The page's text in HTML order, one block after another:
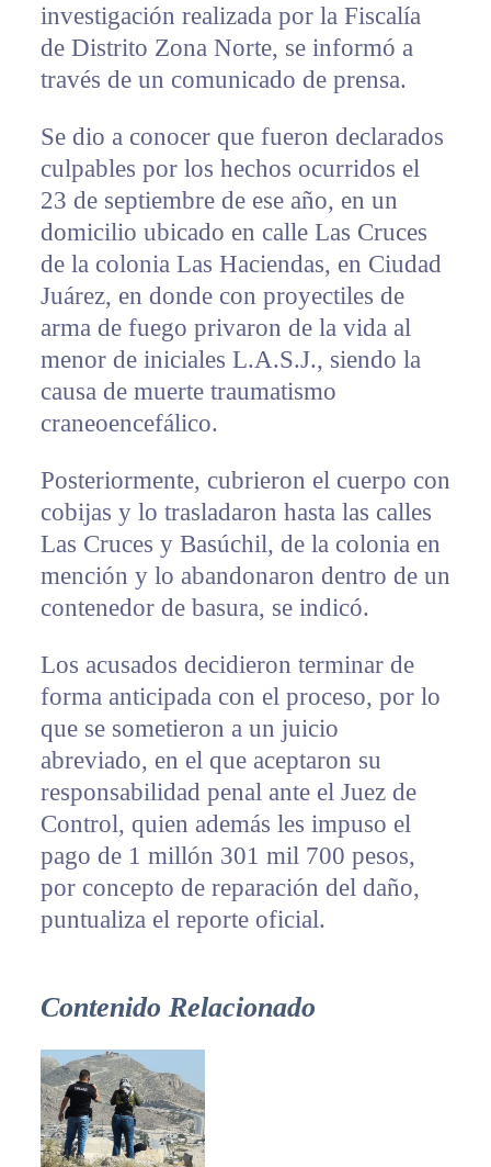
investigación realizada por la Fiscalía
de Distrito Zona Norte, se informó a
través de un comunicado de prensa.
Se dio a conocer que fueron declarados
culpables por los hechos ocurridos el
23 de septiembre de ese año, en un
domicilio ubicado en calle Las Cruces
de la colonia Las Haciendas, en Ciudad
Juárez, en donde con proyectiles de
arma de fuego privaron de la vida al
menor de iniciales L.A.S.J., siendo la
causa de muerte traumatismo
craneoencefálico.
Posteriormente, cubrieron el cuerpo con
cobijas y lo trasladaron hasta las calles
Las Cruces y Basúchil, de la colonia en
mención y lo abandonaron dentro de un
contenedor de basura, se indicó.
Los acusados decidieron terminar de
forma anticipada con el proceso, por lo
que se sometieron a un juicio
abreviado, en el que aceptaron su
responsabilidad penal ante el Juez de
Control, quien además les impuso el
pago de 1 millón 301 mil 700 pesos,
por concepto de reparación del daño,
puntualiza el reporte oficial.
Contenido Relacionado